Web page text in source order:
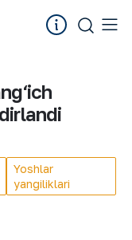
Yoshlar
yangiliklari